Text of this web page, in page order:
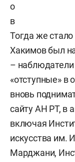
о
в
Тогда же стало
Хакимов был
– наблюдатели
«отступные» в
вновь
сайту АН РТ, в
включая
искусства им.
Марджани,